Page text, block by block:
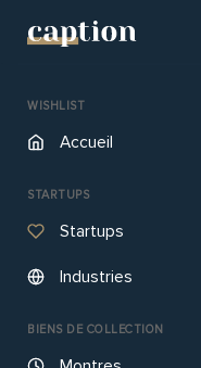
WISHLIST
Accueil
STARTUPS
Startups
Industries
BIENS DE COLLECTION